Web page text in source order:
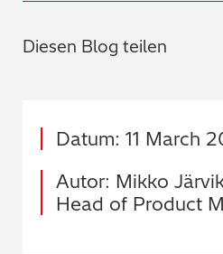
Diesen Blog teilen
Datum: 11 March
Autor: Mikko
Head of Product